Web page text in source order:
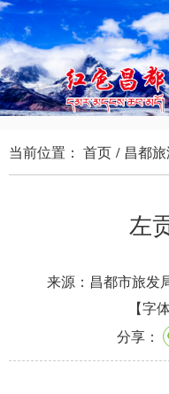
当前位置： 首页 / 昌都
左
来源：昌都市旅发
【字
分享：